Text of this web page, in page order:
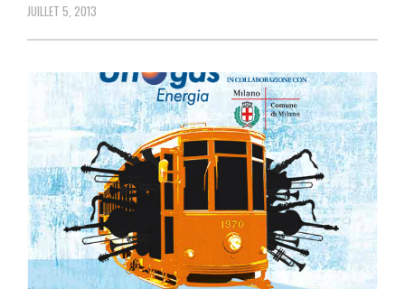
JUILLET 5, 2013